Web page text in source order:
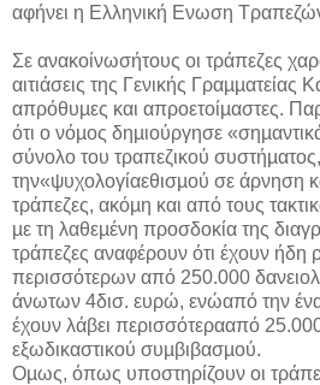
αφήνει η Ελληνική Ενωση
Σε ανακοίνωσήτους οι τράπεζες
αιτιάσεις της Γενικής Γραµµατείας
απρόθυµες και απροετοίµαστες.
ότι ο νόµος δηµιούργησε
σύνολο του τραπεζικού
την«ψυχολογίαεθισµού σε άρνηση
τράπεζες, ακόµη και από τους
µε τη λαθεµένη προσδοκία της
τράπεζες αναφέρουν ότι έχουν ήδη
περισσότερων από 250.000
άνωτων 4δισ. ευρώ, ενώαπό την
έχουν λάβει περισσότερααπό
εξωδικαστικού συµβιβασµού.
Οµως, όπως υποστηρίζουν οι